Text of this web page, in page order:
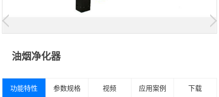
油烟净化器
功能特性 参数规格 视频 应用案例 下载